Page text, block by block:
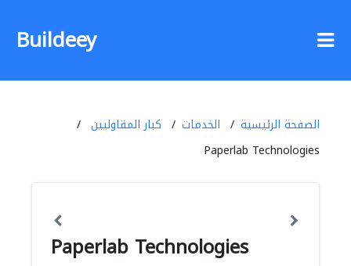
Buildeey
الصفحة الرئيسية الخدمات
كبار المقاوليين
Paperlab Technologies
Paperlab Technologies